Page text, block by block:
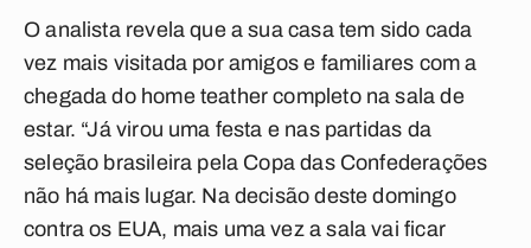
O analista revela que a sua casa tem sido cada
vez mais visitada por amigos e familiares com a
chegada do home teather completo na sala de
estar. “Já virou uma festa e nas partidas da
seleção brasileira pela Copa das Confederações
não há mais lugar. Na decisão deste domingo
contra os EUA, mais uma vez a sala vai ficar